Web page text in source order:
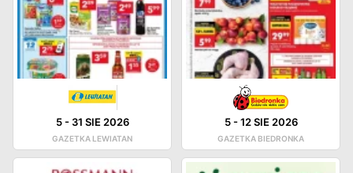
5- 31 SIE 2026
GAZETKA LEWIATAN
5-12 SIE 2026
GAZETKA BIEDRONKA